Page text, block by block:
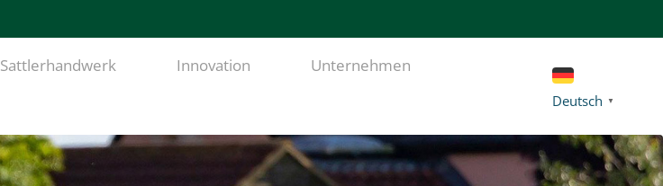
Sattlerhandwerk Innovation Unternehmen
Deutsch ▼